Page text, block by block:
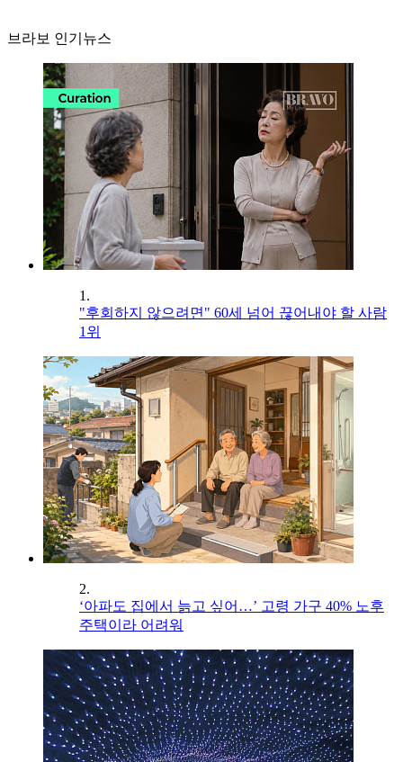
브라보 인기뉴스
1.
"후회하지 않으려면" 60세 넘어 끊어내야 할 사람
1위
2.
‘아파도 집에서 늙고 싶어…’ 고령 가구 40% 노후
주택이라 어려워